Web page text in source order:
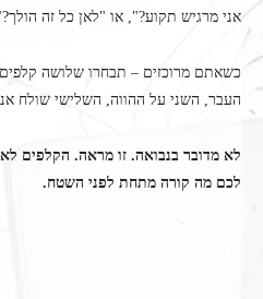
אני מרגיש תקוע?", או "לאן כל זה
כשאתם מרוכזים – תבחרו שלושה
העבר, השני על ההווה, השלישי שולח
לא מדובר בנבואה. זו מראה. הקלפים
לכם מה קורה מתחת לפני השטח.